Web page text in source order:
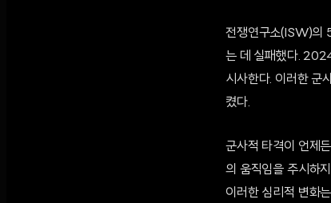
전쟁연구소(ISW)의
는 데 실패했다.
시사한다. 이러한 군
켰다.
군사적 타격이 언제
의 움직임을 주시하
이러한 심리적 변화